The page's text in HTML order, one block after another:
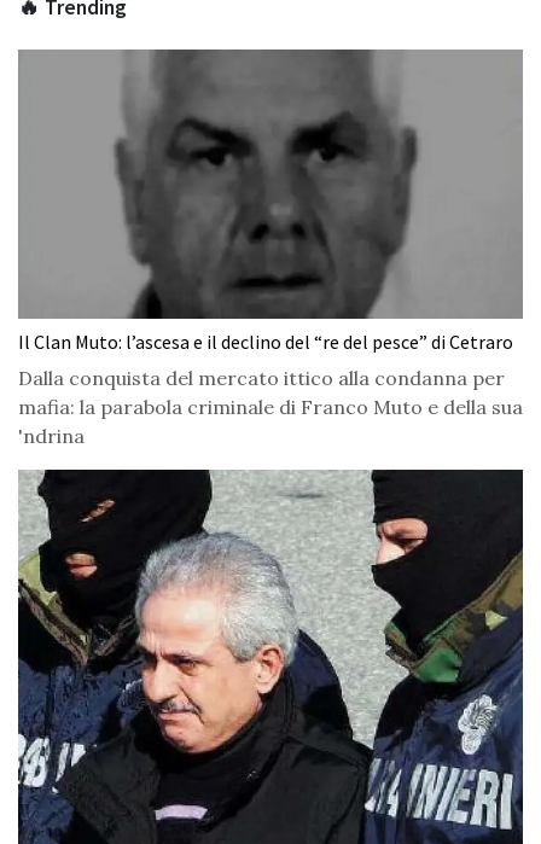
🔥 Trending
Il Clan Muto: l’ascesa e il declino del “re del pesce” di Cetraro
Dalla conquista del mercato ittico alla condanna per
mafia: la parabola criminale di Franco Muto e della sua
'ndrina